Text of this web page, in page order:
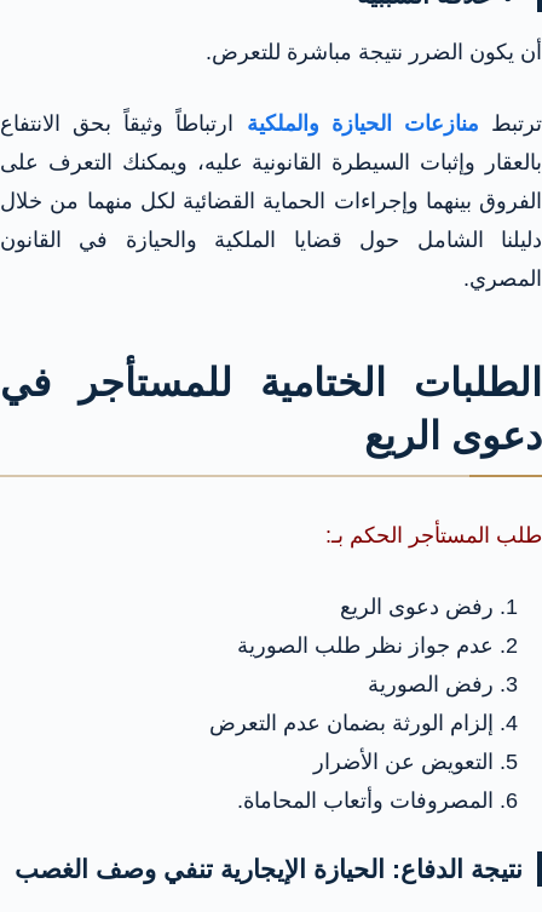
أن يكون الضرر نتيجة مباشرة للتعرض.
ترتبط منازعات الحيازة والملكية ارتباطاً وثيقاً بحق الانتفاع
بالعقار وإثبات السيطرة القانونية عليه، ويمكنك التعرف على
الفروق بينهما وإجراءات الحماية القضائية لكل منهما من خلال
دليلنا الشامل حول قضايا الملكية والحيازة في القانون
المصري.
الطلبات الختامية للمستأجر في
دعوى الريع
طلب المستأجر الحكم بـ:
رفض دعوى الريع
عدم جواز نظر طلب الصورية
رفض الصورية
إلزام الورثة بضمان عدم التعرض
التعويض عن الأضرار
المصروفات وأتعاب المحاماة.
نتيجة الدفاع: الحيازة الإيجارية تنفي وصف الغصب